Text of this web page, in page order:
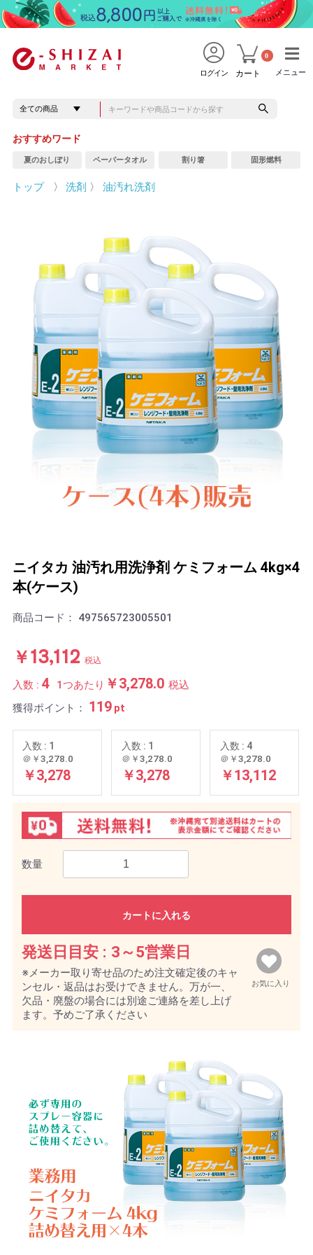
メニュー
メニュー
ログイン カート
0
おすすめワード
夏のおしぼり ペーパータオル 割り箸 固形燃料
トップ 〉 洗剤 〉 油汚れ洗剤
ニイタカ 油汚れ用洗浄剤 ケミフォーム 4kg×4
本(ケース)
商品コード： 497565723005501
￥13,112 税込
入数 : 4 1つあたり ￥3,278.0 税込
獲得ポイント： 119 pt
入数 : 1
＠￥3,278.0
￥3,278
入数 : 1
＠￥3,278.0
￥3,278
入数 : 4
＠￥3,278.0
￥13,112
数量
カートに入れる
お気に入り
発送日目安 : 3～5営業日
※メーカー取り寄せ品のため注文確定後のキャ
ンセル・返品はお受けできません。万が一、
欠品・廃盤の場合には別途ご連絡を差し上げ
ます。予めご了承ください